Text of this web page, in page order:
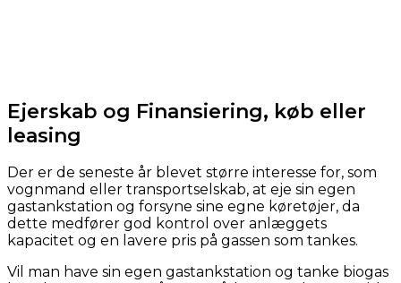
Ejerskab og Finansiering, køb eller
leasing
Der er de seneste år blevet større interesse for, som
vognmand eller transportselskab, at eje sin egen
gastankstation og forsyne sine egne køretøjer, da
dette medfører god kontrol over anlæggets
kapacitet og en lavere pris på gassen som tankes.
Vil man have sin egen gastankstation og tanke biogas